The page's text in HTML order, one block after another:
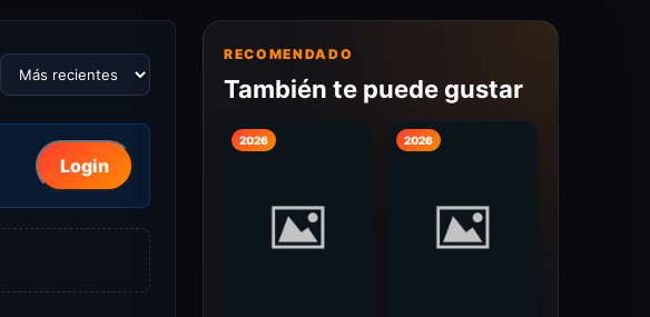
Login
RECOMENDADO
También te puede gustar
2026 2026